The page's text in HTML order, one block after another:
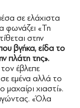
σε ελάχιστα
φωνάζει «Τη
στην
βγήκα, είδα το
πλάτη της».
έβλεπε
σε εμένα αλλά το
μαχαίρι χιαστί».
«Όλα